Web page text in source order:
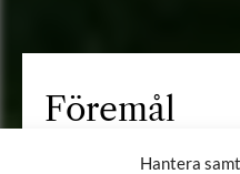
Hantera
Föremål
Visa alla